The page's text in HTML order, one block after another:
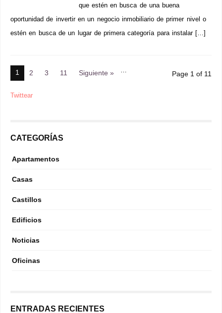
que estén en busca de una buena
oportunidad de invertir en un negocio inmobiliario de primer nivel o
estén en busca de un lugar de primera categoría para instalar […]
1 2 3 …
11 Siguiente » Page 1 of 11
Twittear
CATEGORÍAS
Apartamentos
Casas
Castillos
Edificios
Noticias
Oficinas
ENTRADAS RECIENTES